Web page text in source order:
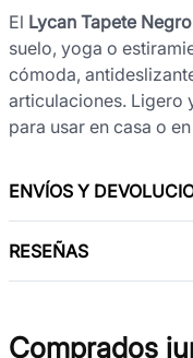
El Lycan Tapete Negro
suelo, yoga o
cómoda,
articulaciones. Ligero
para usar en casa o
ENVÍOS Y
RESEÑAS
Comprados